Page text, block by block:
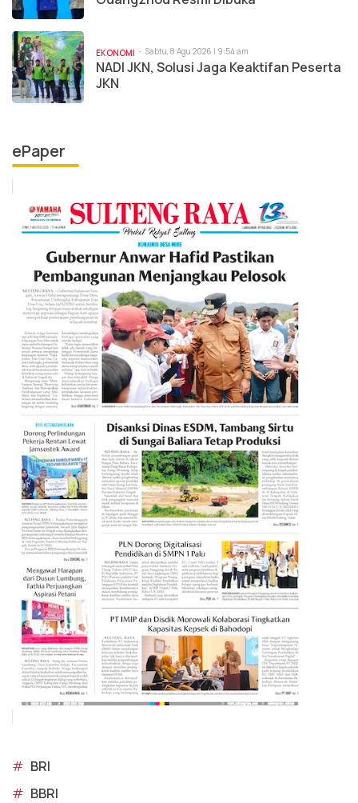
EKONOMI Sabtu, 8 Agu 2026 | 9:54 am
NADI JKN, Solusi Jaga Keaktifan Peserta
JKN
ePaper
# BRI
# BBRI